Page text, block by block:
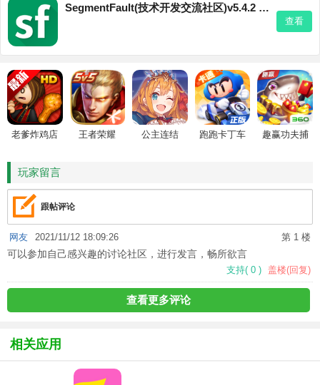
SegmentFault(技术开发交流社区)v5.4.2 安卓版
查看
老爹炸鸡店
王者荣耀 公主连结 跑跑卡丁车
趣赢功夫捕
玩家留言
跟帖评论
第 1 楼
网友 2021/11/12 18:09:26
可以参加自己感兴趣的讨论社区，进行发言，畅所欲言
支持( 0 ) 盖楼(回复)
查看更多评论
相关应用